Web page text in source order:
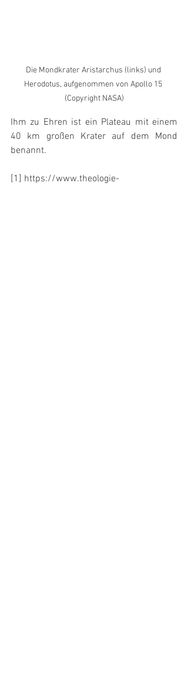
Die Mondkrater Aristarchus (links) und
Herodotus, aufgenommen von Apollo 15
(Copyright NASA)
Ihm zu Ehren ist ein Plateau mit einem
40 km großen Krater auf dem Mond
benannt.
[1] https://www.theologie-